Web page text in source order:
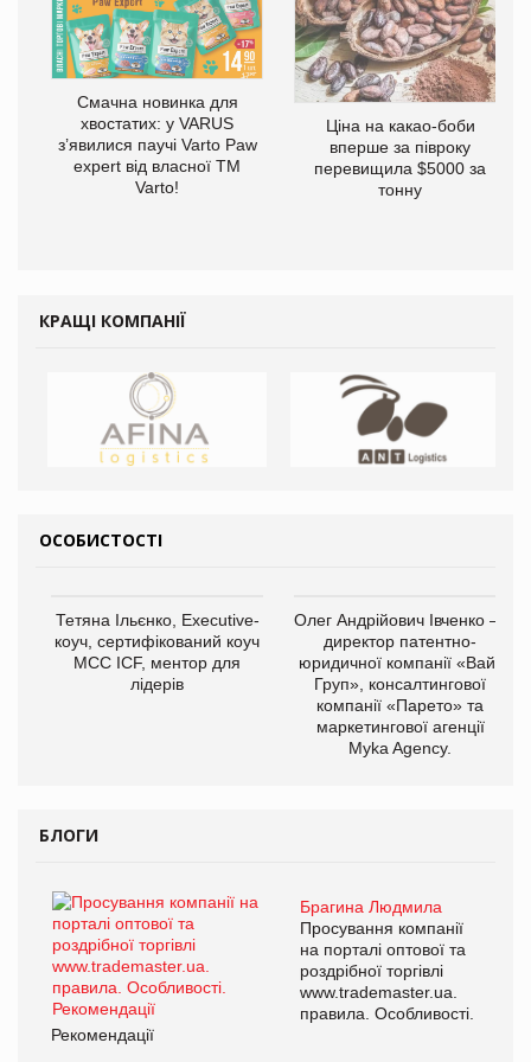
Смачна новинка для
хвостатих: у VARUS
з’явилися паучі Varto Paw
expert від власної ТМ
Varto!
Ціна на какао-боби
вперше за півроку
перевищила $5000 за
тонну
КРАЩІ КОМПАНІЇ
ОСОБИСТОСТІ
Тетяна Ільєнко, Executive-
коуч, сертифікований коуч
МСС ICF, ментор для
лідерів
Олег Андрійович Івченко —
директор патентно-
юридичної компанії «Вайз
Груп», консалтингової
компанії «Парето» та
маркетингової агенції
Myka Agency.
БЛОГИ
Брагина Людмила
Просування компанії
на порталі оптової та
роздрібної торгівлі
www.trademaster.ua.
правила. Особливості.
Рекомендації